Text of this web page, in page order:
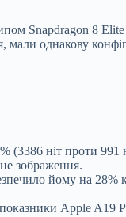
Snapdragon 8
однакову
(3386 ніт проти 991
зображення.
йому на 28%
Apple A19